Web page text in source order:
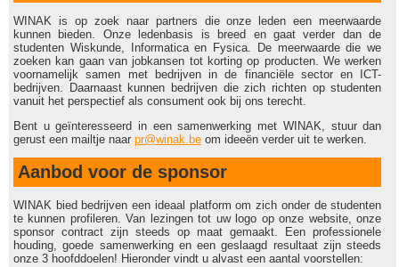
WINAK is op zoek naar partners die onze leden een meerwaarde
kunnen bieden. Onze ledenbasis is breed en gaat verder dan de
studenten Wiskunde, Informatica en Fysica. De meerwaarde die we
zoeken kan gaan van jobkansen tot korting op producten. We werken
voornamelijk samen met bedrijven in de financiële sector en ICT-
bedrijven. Daarnaast kunnen bedrijven die zich richten op studenten
vanuit het perspectief als consument ook bij ons terecht.
Bent u geïnteresseerd in een samenwerking met WINAK, stuur dan
gerust een mailtje naar pr@winak.be om ideeën verder uit te werken.
Aanbod voor de sponsor
WINAK bied bedrijven een ideaal platform om zich onder de studenten
te kunnen profileren. Van lezingen tot uw logo op onze website, onze
sponsor contract zijn steeds op maat gemaakt. Een professionele
houding, goede samenwerking en een geslaagd resultaat zijn steeds
onze 3 hoofddoelen! Hieronder vindt u alvast een aantal voorstellen: